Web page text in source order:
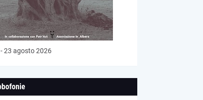
23 agosto 2026